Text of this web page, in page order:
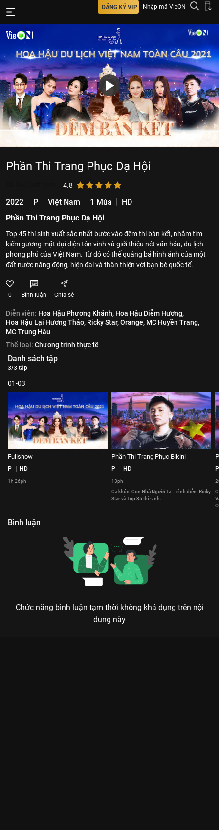
ĐĂNG KÝ VIP Nhập mã VieON
Phần Thi Trang Phục Dạ Hội
4.8
2022 P Việt Nam 1 Mùa
HD
Phần Thi Trang Phục Dạ Hội
Top 45 thí sinh xuất sắc nhất bước vào đêm thi bán kết, nhằm tìm
kiếm gương mặt đại diện tôn vinh và giới thiệu nét văn hóa, du lịch
phong phú của Việt Nam. Từ đó có thể quảng bá hình ảnh của một
đất nước năng động, hiện đại và thân thiện với bạn bè quốc tế.
0 Bình luận Chia sẻ
Diễn viên: Hoa Hậu Phương Khánh, Hoa Hậu Diễm Hương,
Hoa Hậu Lại Hương Thảo, Ricky Star,Orange, MC Huyền Trang,
MC Trung Hậu
Thể loại: Chương trình thực tế
Danh sách tập
3/3 tập
01-03
Fullshow
P HD
1h 26ph
Phần Thi Trang Phục Bikini
P HD
13ph
Ca khúc: Con Nhà Người Ta. Trình diễn: Ricky
Star và Top 35 thí sinh.
P
Bình luận
Chức năng bình luận tạm thời không khả dụng trên nội
dung này